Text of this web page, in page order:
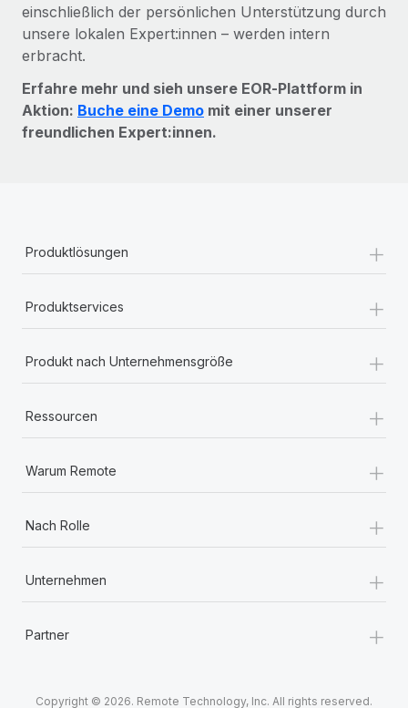
einschließlich der persönlichen Unterstützung durch
unsere lokalen Expert:innen – werden intern
erbracht.
Erfahre mehr und sieh unsere EOR‑Plattform in
Aktion: Buche eine Demo mit einer unserer
freundlichen Expert:innen.
Produktlösungen +
Produktservices +
Produkt nach Unternehmensgröße +
Ressourcen +
Warum Remote +
Nach Rolle +
Unternehmen +
Partner +
Copyright © 2026. Remote Technology, Inc. All rights reserved.